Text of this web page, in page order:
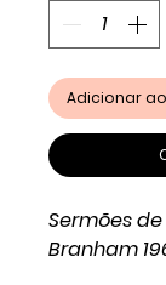
Adicionar
Sermões
Branham